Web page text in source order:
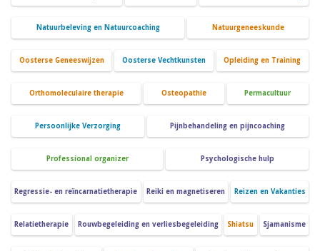
Natuurbeleving en Natuurcoaching Natuurgeneeskunde
Oosterse Geneeswijzen Oosterse Vechtkunsten Opleiding en Training
Orthomoleculaire therapie Osteopathie Permacultuur
Persoonlijke Verzorging Pijnbehandeling en pijncoaching
Professional organizer Psychologische hulp
Regressie- en reïncarnatietherapie Reiki en magnetiseren Reizen en Vakanties
Relatietherapie Rouwbegeleiding en verliesbegeleiding Shiatsu Sjamanisme